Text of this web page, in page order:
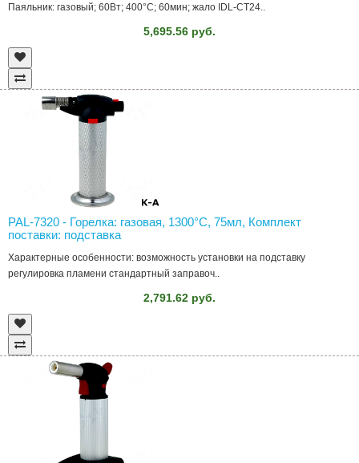
Паяльник: газовый; 60Вт; 400°C; 60мин; жало IDL-CT24..
5,695.56 руб.
PAL-7320 - Горелка: газовая, 1300°C, 75мл, Комплект
поставки: подставка
Характерные особенности: возможность установки на подставку
регулировка пламени стандартный заправоч..
2,791.62 руб.